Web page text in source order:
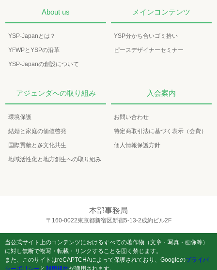
About us
YSP-Japanとは？
YFWPとYSPの沿革
YSP-Japanの創設について
メインコンテンツ
YSP分かち合いゴミ拾い
ピースデザイナーセミナー
アジェンダへの取り組み
環境保護
結婚と家庭の価値啓発
国際貢献と多文化共生
地域活性化と地方創生への取り組み
入会案内
お問い合わせ
特定商取引法に基づく表示（会費）
個人情報保護方針
本部事務局
〒160-0022東京都新宿区新宿5-13-2成約ビル2F
当公式サイト上のコンテンツにおけるすべての著作物（文章・写真・画像等）
に対し無断で複写・転載・リンクすることを固く禁じます。
また、このサイトはreCAPTCHAによって保護されており、Googleのプライバ
シーポリシー と 利用規約が適用されます。